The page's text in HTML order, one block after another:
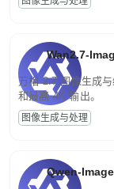
Wan2.7-
万相 2.7 图像生成
和最高 4K 输出。
图像生成与处理
Qwen-